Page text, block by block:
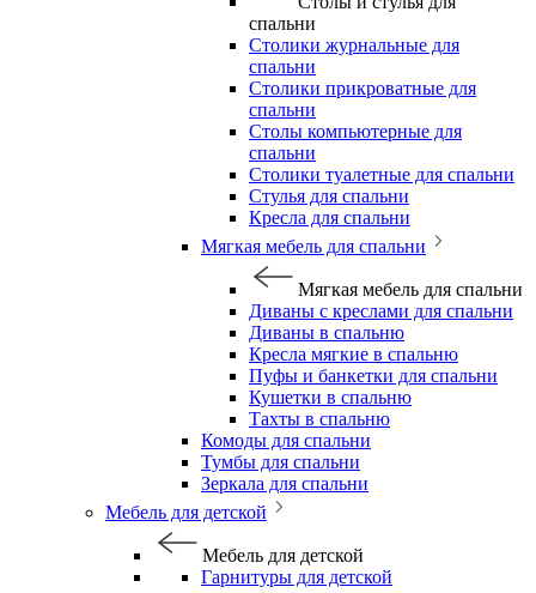
спальни
Столики журнальные для
спальни
Столики прикроватные для
спальни
Столы компьютерные для
спальни
Столики туалетные для спальни
Стулья для спальни
Кресла для спальни
Мягкая мебель для спальни
Мягкая мебель для спальни
Диваны с креслами для спальни
Диваны в спальню
Кресла мягкие в спальню
Пуфы и банкетки для спальни
Кушетки в спальню
Тахты в спальню
Комоды для спальни
Тумбы для спальни
Зеркала для спальни
Мебель для детской
Мебель для детской
Гарнитуры для детской